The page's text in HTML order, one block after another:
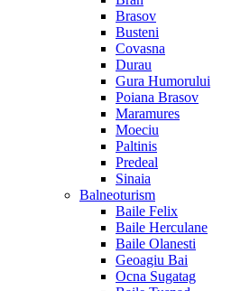
Brasov
Busteni
Covasna
Durau
Gura Humorului
Poiana Brasov
Maramures
Moeciu
Paltinis
Predeal
Sinaia
Balneoturism
Baile Felix
Baile Herculane
Baile Olanesti
Geoagiu Bai
Ocna Sugatag